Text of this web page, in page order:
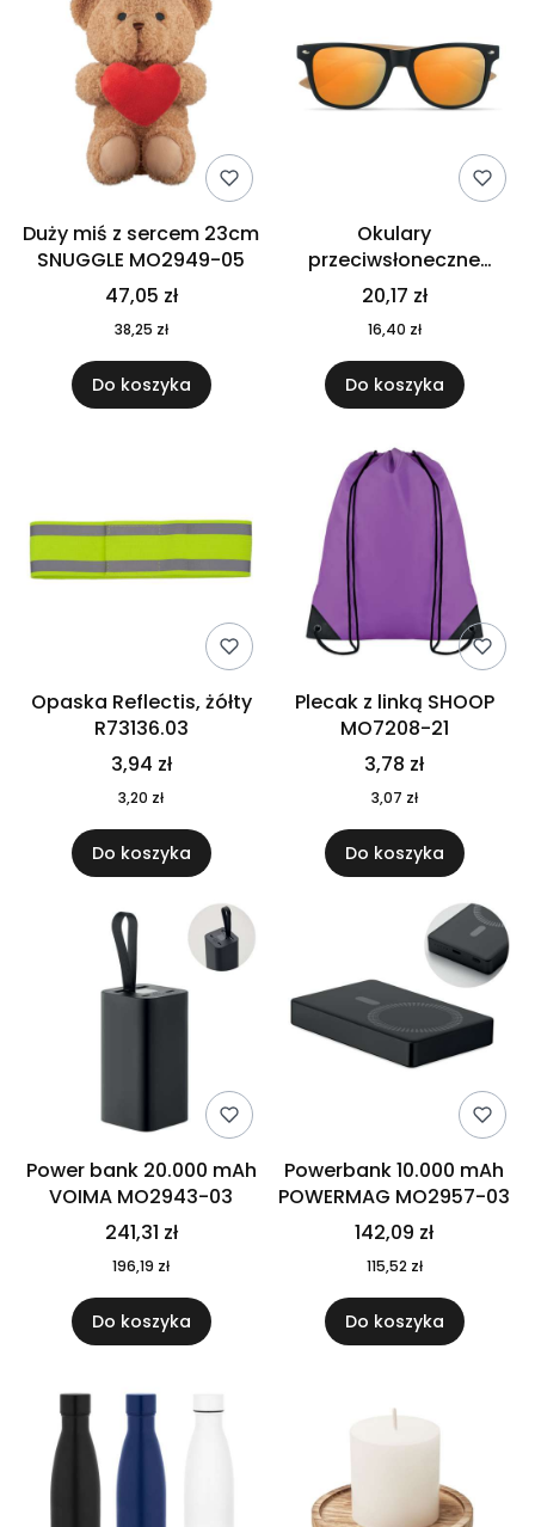
Duży miś z sercem 23cm
SNUGGLE MO2949-05
47,05 zł
38,25 zł
Do koszyka
Okulary
przeciwsłoneczne
CALIFORNIA TOUCH
MO9617-10
20,17 zł
16,40 zł
Do koszyka
Opaska Reflectis, żółty
R73136.03
3,94 zł
3,20 zł
Do koszyka
Plecak z linką SHOOP
MO7208-21
3,78 zł
3,07 zł
Do koszyka
Power bank 20.000 mAh
VOIMA MO2943-03
241,31 zł
196,19 zł
Do koszyka
Powerbank 10.000 mAh
POWERMAG MO2957-03
142,09 zł
115,52 zł
Do koszyka